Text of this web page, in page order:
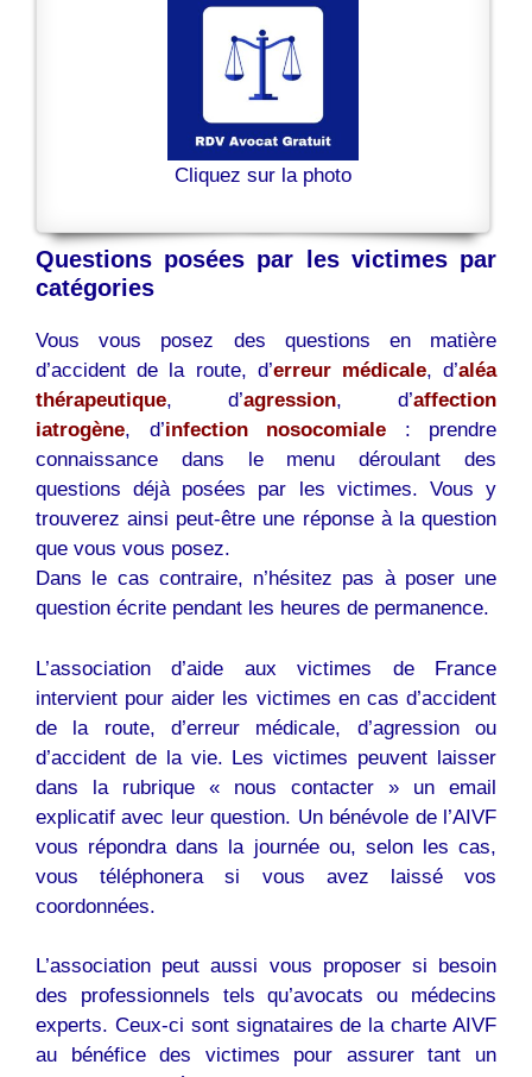
Cliquez sur la photo
Questions posées par les victimes par
catégories
Vous vous posez des questions en matière
d’accident de la route, d’erreur médicale, d’aléa
thérapeutique, d’agression, d’affection
iatrogène, d’infection nosocomiale : prendre
connaissance dans le menu déroulant des
questions déjà posées par les victimes. Vous y
trouverez ainsi peut-être une réponse à la question
que vous vous posez.
Dans le cas contraire, n’hésitez pas à poser une
question écrite pendant les heures de permanence.
L’association d’aide aux victimes de France
intervient pour aider les victimes en cas d’accident
de la route, d’erreur médicale, d’agression ou
d’accident de la vie. Les victimes peuvent laisser
dans la rubrique « nous contacter » un email
explicatif avec leur question. Un bénévole de l’AIVF
vous répondra dans la journée ou, selon les cas,
vous téléphonera si vous avez laissé vos
coordonnées.
L’association peut aussi vous proposer si besoin
des professionnels tels qu’avocats ou médecins
experts. Ceux-ci sont signataires de la charte AIVF
au bénéfice des victimes pour assurer tant un